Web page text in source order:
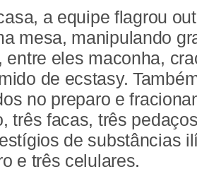
a equipe flagrou
mesa, manipulando
entre eles maconha,
de ecstasy.
no preparo e
três facas, três
de substâncias
e três celulares.